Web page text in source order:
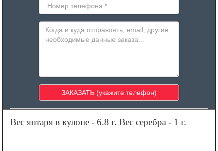
Вес янтаря в кулоне - 6.8 г. Вес серебра - 1 г.